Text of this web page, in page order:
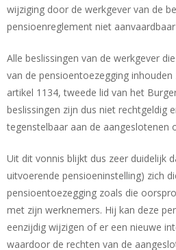
wijziging door de werkgever van de
pensioenreglement niet aanvaardbaar
Alle beslissingen van de werkgever
van de pensioentoezegging
artikel 1134, tweede lid van het
beslissingen zijn dus niet rechtgeldig
tegenstelbaar aan de aangeslotenen
Uit dit vonnis blijkt dus zeer duidelijk
uitvoerende pensioeninstelling) zich
pensioentoezegging zoals die
met zijn werknemers. Hij kan deze
eenzijdig wijzigen of er een nieuwe
waardoor de rechten van de